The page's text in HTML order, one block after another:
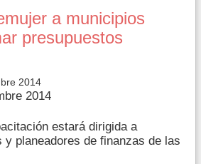
a municipios
presupuestos
2014
2014
estará dirigida a
y planeadores de finanzas de las